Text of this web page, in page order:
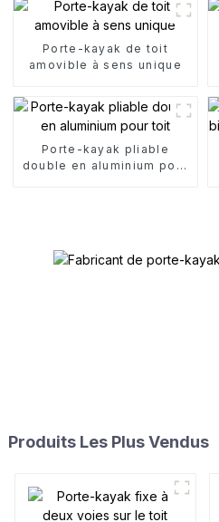
Porte-kayak de toit
amovible à sens unique
Porte-kayak pliable
double en aluminium pour
Produits Les Plus Vendus